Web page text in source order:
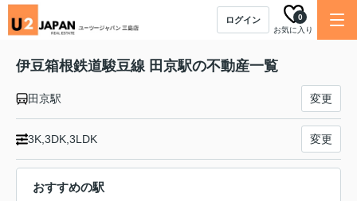
ログイン
お気に入り
0
伊豆箱根鉄道駿豆線 田京駅の不動産一覧
田京駅 変更
3K,3DK,3LDK 変更
おすすめの駅